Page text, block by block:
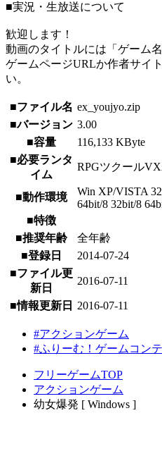
■実況・生放送について
歓迎します！
動画のタイトルには「ゲーム
ゲームページURLか作者サイ
い。
■ファイル名 ex_youjyo.zip
■バージョン 3.00
■容量
116,133 KByte
■必要ランタ
イム
RPGツクール
■動作環境
Win XP/VISTA
64bit/8 32bit/8
■特徴
■推奨年齢
全年齢
■登録日
2014-07-24
■ファイル更
新日
2016-07-11
■情報更新日 2016-07-11
#アクションゲーム
#ふりーむ！ゲームコン
フリーゲームTOP
アクションゲーム
幼女爆発 [ Windows ]